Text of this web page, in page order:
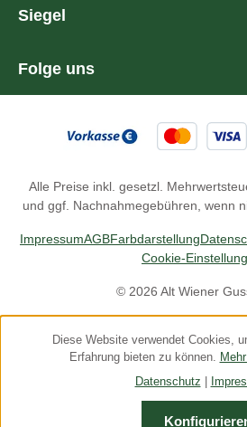
Siegel
Folge uns
Alle Preise inkl. gesetzl.
und ggf. Nachnahmegebühren, wenn
© 2026 Alt Wiener
ImpressumAGBFarbdarstellung
Cookie-
Diese Website verwendet Cookies,
Erfahrung bieten zu können.
Datenschutz